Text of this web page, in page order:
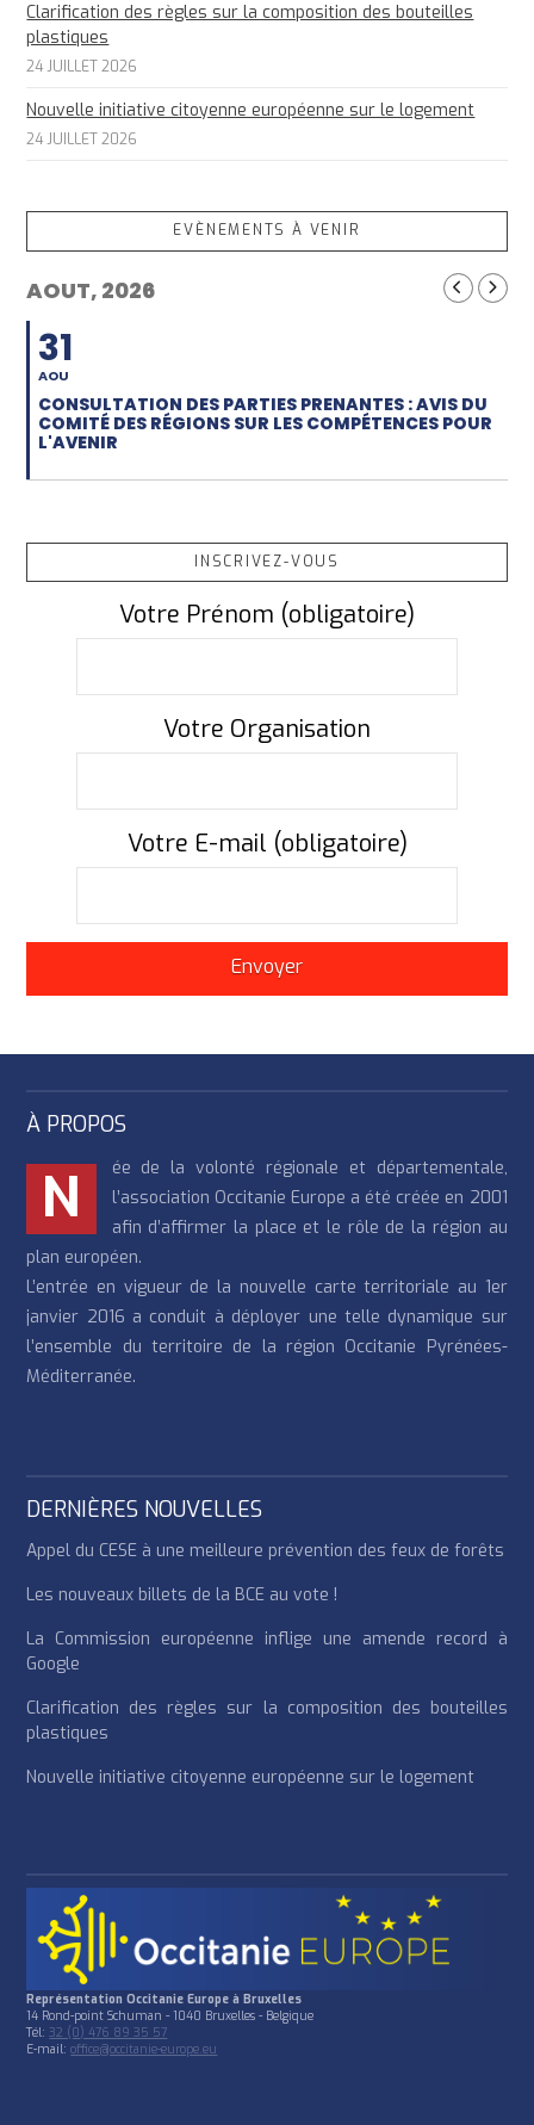
Clarification des règles sur la composition des bouteilles
plastiques
24 JUILLET 2026
Nouvelle initiative citoyenne européenne sur le logement
24 JUILLET 2026
EVÈNEMENTS À VENIR
AOUT, 2026
31
AOU
CONSULTATION DES PARTIES PRENANTES : AVIS DU
COMITÉ DES RÉGIONS SUR LES COMPÉTENCES POUR
L'AVENIR
INSCRIVEZ-VOUS
Votre Prénom (obligatoire)
Votre Organisation
Votre E-mail (obligatoire)
À PROPOS
N
ée de la volonté régionale et départementale,
l’association Occitanie Europe a été créée en 2001
afin d’affirmer la place et le rôle de la région au
plan européen.
L’entrée en vigueur de la nouvelle carte territoriale au 1er
janvier 2016 a conduit à déployer une telle dynamique sur
l’ensemble du territoire de la région Occitanie Pyrénées-
Méditerranée.
DERNIÈRES NOUVELLES
Appel du CESE à une meilleure prévention des feux de forêts
Les nouveaux billets de la BCE au vote !
La Commission européenne inflige une amende record à
Google
Clarification des règles sur la composition des bouteilles
plastiques
Nouvelle initiative citoyenne européenne sur le logement
Représentation Occitanie Europe à Bruxelles
14 Rond-point Schuman - 1040 Bruxelles - Belgique
Tél:32 (0) 476 89 35 57
E-mail:office@occitanie-europe.eu